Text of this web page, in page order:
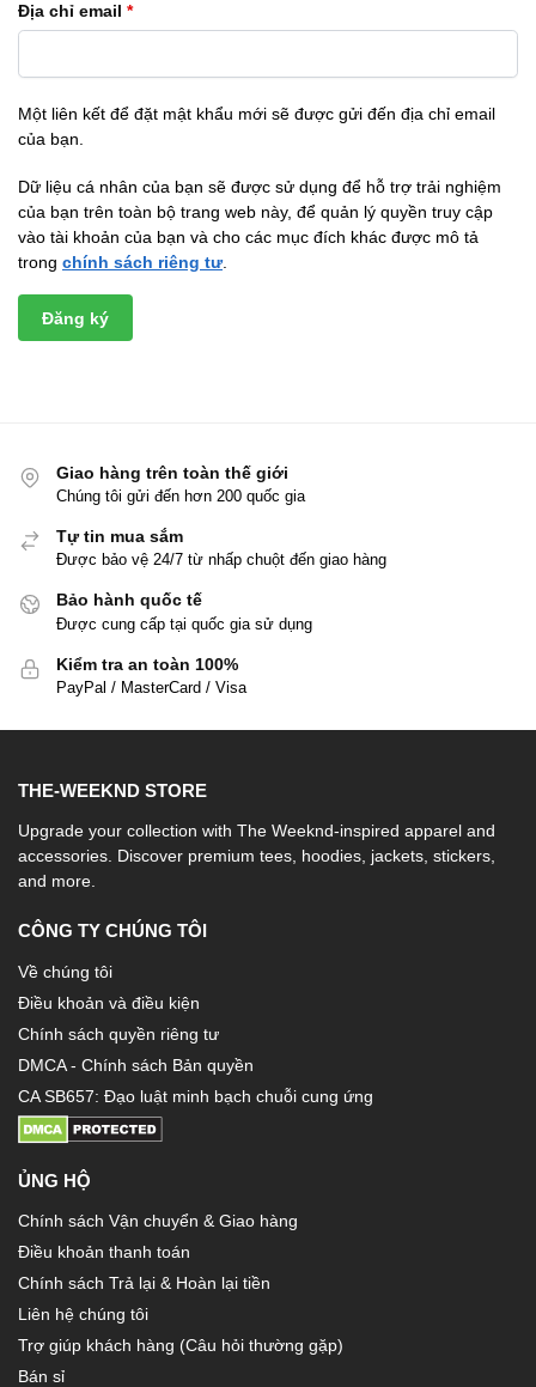
Địa chỉ email *
Một liên kết để đặt mật khẩu mới sẽ được gửi đến địa chỉ email
của bạn.
Dữ liệu cá nhân của bạn sẽ được sử dụng để hỗ trợ trải nghiệm
của bạn trên toàn bộ trang web này, để quản lý quyền truy cập
vào tài khoản của bạn và cho các mục đích khác được mô tả
trong chính sách riêng tư.
Đăng ký
Giao hàng trên toàn thế giới
Chúng tôi gửi đến hơn 200 quốc gia
Tự tin mua sắm
Được bảo vệ 24/7 từ nhấp chuột đến giao hàng
Bảo hành quốc tế
Được cung cấp tại quốc gia sử dụng
Kiểm tra an toàn 100%
PayPal / MasterCard / Visa
THE-WEEKND STORE
Upgrade your collection with The Weeknd-inspired apparel and
accessories. Discover premium tees, hoodies, jackets, stickers,
and more.
CÔNG TY CHÚNG TÔI
Về chúng tôi
Điều khoản và điều kiện
Chính sách quyền riêng tư
DMCA - Chính sách Bản quyền
CA SB657: Đạo luật minh bạch chuỗi cung ứng
ỦNG HỘ
Chính sách Vận chuyển & Giao hàng
Điều khoản thanh toán
Chính sách Trả lại & Hoàn lại tiền
Liên hệ chúng tôi
Trợ giúp khách hàng (Câu hỏi thường gặp)
Bán sỉ